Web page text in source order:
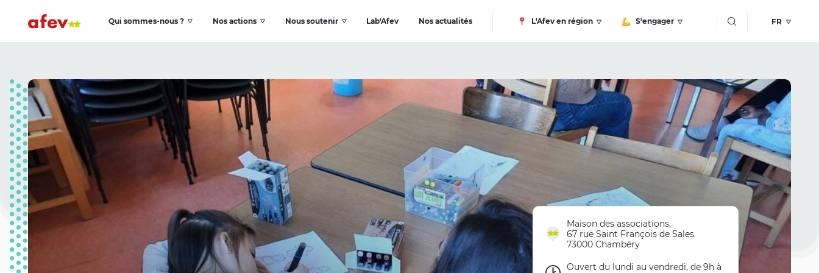
Qui sommes-nous ? Nos actions Nous soutenir Lab'Afev Nos actualités L'Afev en région S'engager Bouton recherche
Maison des associations,
67 rue Saint François de Sales
73000 Chambéry
Ouvert du lundi au vendredi, de 9h à